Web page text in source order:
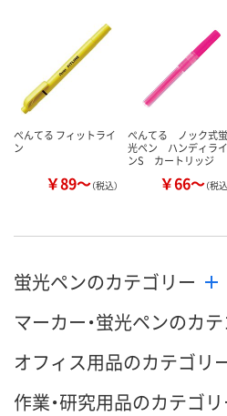
数量
カゴへ
数量
ぺんてる フィットライ
ン
￥89～（税込）
ぺんてる ノック式蛍
光ペン ハンディライ
ンS カートリッジ
￥66～（税込
蛍光ペンのカテゴリー
マーカー・蛍光ペンのカ
オフィス用品のカテゴリ
作業・研究用品のカテゴ